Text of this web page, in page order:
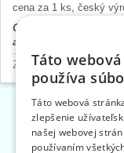
cena za 1 ks, český
Cena výrobku sa
alebo
Zipsy - pásy, bežce,
Táto
používa
Táto webová
zlepšenie
našej webovej
používaním